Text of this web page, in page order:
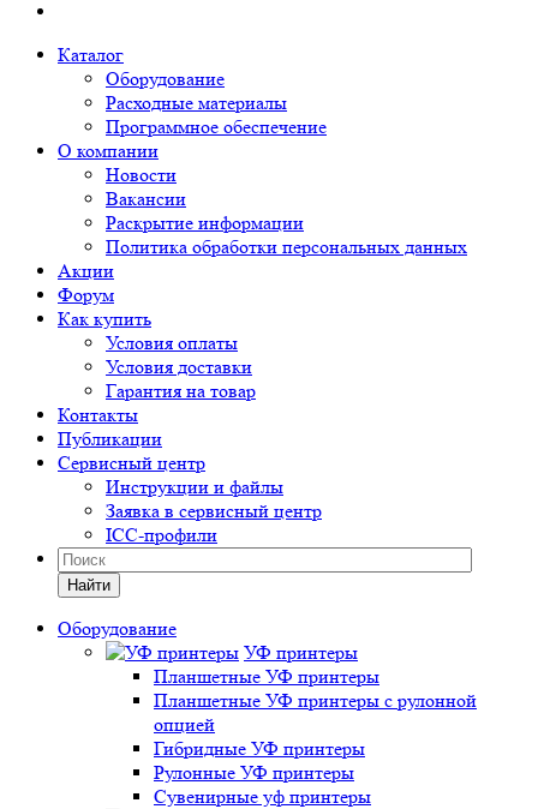
Каталог
Оборудование
Расходные материалы
Программное обеспечение
О компании
Новости
Вакансии
Раскрытие информации
Политика обработки персональных данных
Акции
Форум
Как купить
Условия оплаты
Условия доставки
Гарантия на товар
Контакты
Публикации
Сервисный центр
Инструкции и файлы
Заявка в сервисный центр
ICC-профили
Найти
Оборудование
УФ принтеры
Планшетные УФ принтеры
Планшетные УФ принтеры с рулонной
опцией
Гибридные УФ принтеры
Рулонные УФ принтеры
Сувенирные уф принтеры